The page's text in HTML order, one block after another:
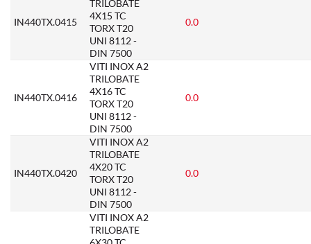
IN440TX.0415
TRILOBATE
4X15 TC
TORX T20
UNI 8112 -
DIN 7500
0.0
IN440TX.0416
VITI INOX A2
TRILOBATE
4X16 TC
TORX T20
UNI 8112 -
DIN 7500
0.0
IN440TX.0420
VITI INOX A2
TRILOBATE
4X20 TC
TORX T20
UNI 8112 -
DIN 7500
0.0
VITI INOX A2
TRILOBATE